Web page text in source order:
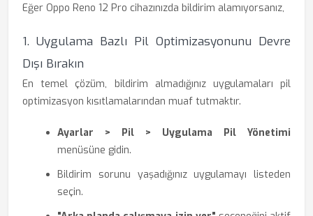
Eğer Oppo Reno 12 Pro cihazınızda bildirim alamıyorsanız,
1. Uygulama Bazlı Pil Optimizasyonunu Devre
Dışı Bırakın
En temel çözüm, bildirim almadığınız uygulamaları pil
optimizasyon kısıtlamalarından muaf tutmaktır.
Ayarlar > Pil > Uygulama Pil Yönetimi
menüsüne gidin.
Bildirim sorunu yaşadığınız uygulamayı listeden
seçin.